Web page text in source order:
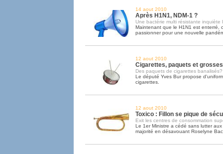
14 aout 2010
Après H1N1, NDM-1 ?
Une bactérie multi résistante inquiète
Maintenant que le H1N1 est enterré,
passionner pour une nouvelle
12 aout 2010
Cigarettes, paquets et
Des paquets de cigarettes banalisés?
Le député Yves Bur propose
cigarettes.
12 aout 2010
Toxico : Fillon se pique de
Exit les centres de consommation
Le 1er Ministre a cédé sans lutter
majorité en désavouant Roselyne